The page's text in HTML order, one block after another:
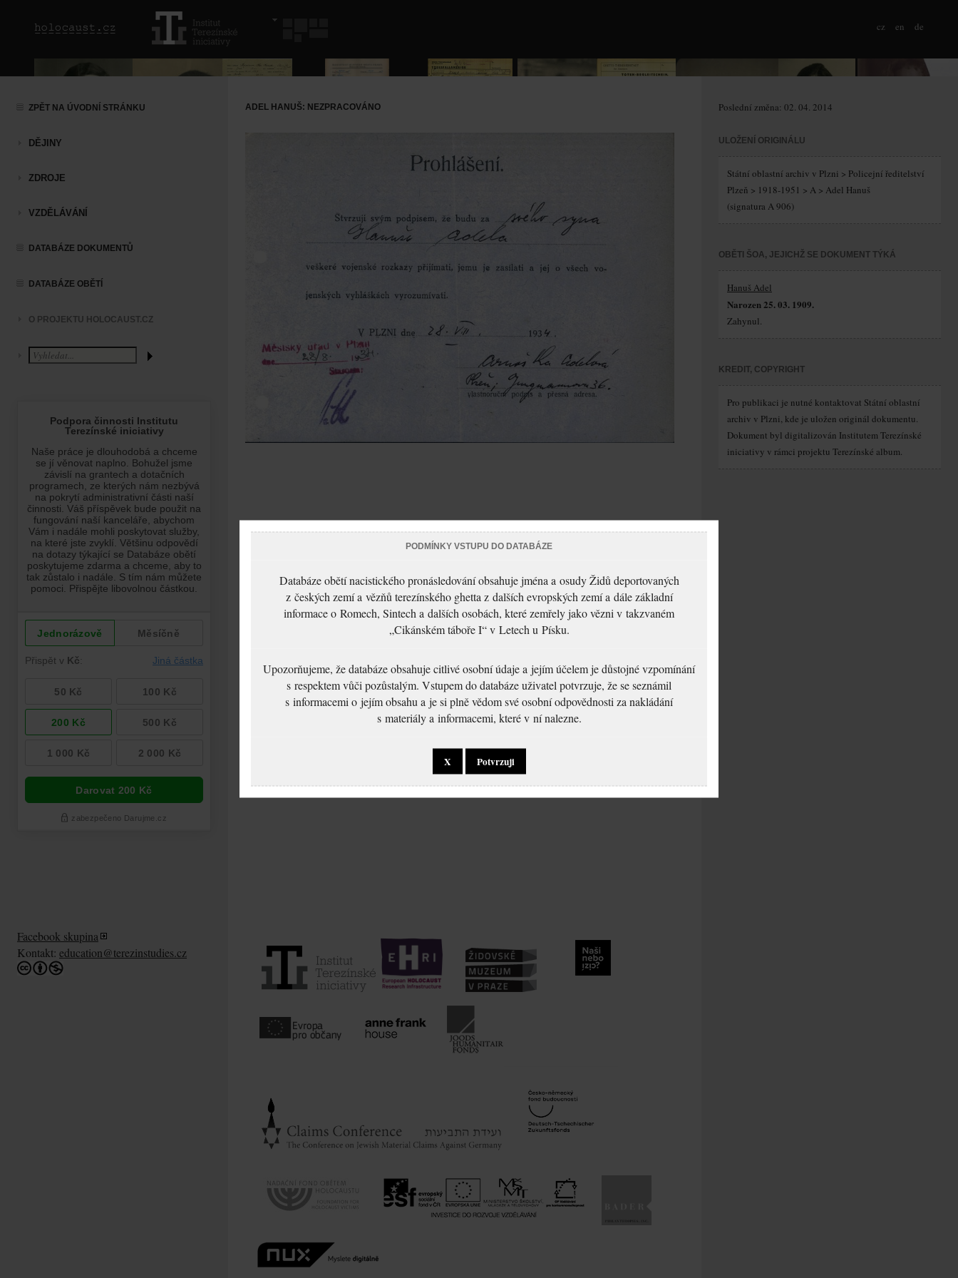
cz en de
ZPĚT NA ÚVODNÍ STRÁNKU
DĚJINY
ZDROJE
VZDĚLÁVÁNÍ
DATABÁZE DOKUMENTŮ
DATABÁZE OBĚTÍ
O PROJEKTU HOLOCAUST.CZ
ADEL HANUŠ: NEZPRACOVÁNO Poslední změna: 02. 04. 2014
ULOŽENÍ ORIGINÁLU
Státní oblastní archiv v Plzni > Policejní ředitelství
Plzeň > 1918-1951 > A > Adel Hanuš
(signatura A 906)
OBĚTI ŠOA, JEJICHŽ SE DOKUMENT TÝKÁ
Hanuš Adel
Narozen 25. 03. 1909.
Zahynul.
KREDIT, COPYRIGHT
Pro publikaci je nutné kontaktovat Státní oblastní
archiv v Plzni, kde je uložen originál dokumentu.
Dokument byl digitalizován Institutem Terezínské
iniciativy v rámci projektu Terezínské album.
Facebook skupina
Kontakt: education@terezinstudies.cz
PODMÍNKY VSTUPU DO DATABÁZE
Databáze obětí nacistického pronásledování obsahuje jména a osudy Židů deportovaných
z českých zemí a vězňů terezínského ghetta z dalších evropských zemí a dále základní
informace o Romech, Sintech a dalších osobách, které zemřely jako vězni v takzvaném
„Cikánském táboře I“ v Letech u Písku.
Upozorňujeme, že databáze obsahuje citlivé osobní údaje a jejím účelem je důstojné vzpomínání
s respektem vůči pozůstalým. Vstupem do databáze uživatel potvrzuje, že se seznámil
s informacemi o jejím obsahu a je si plně vědom své osobní odpovědnosti za nakládání
s materiály a informacemi, které v ní nalezne.
X Potvrzuji